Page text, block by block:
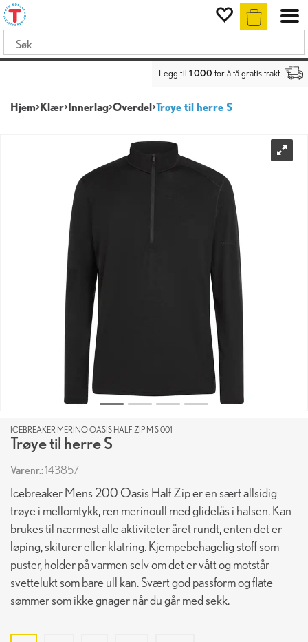
Legg til 1 000 for å få gratis frakt
Hjem>Klær>Innerlag>Overdel>Trøye til herre S
ICEBREAKER MERINO OASIS HALF ZIP M S 001
Trøye til herre S
Varenr.:143857
Icebreaker Mens 200 Oasis Half Zip er en sært allsidig
trøye i mellomtykk, ren merinoull med glidelås i halsen. Kan
brukes til nærmest alle aktiviteter året rundt, enten det er
løping, skiturer eller klatring. Kjempebehagelig stoff som
puster, holder på varmen selv om det er vått og motstår
svettelukt som bare ull kan. Svært god passform og flate
sømmer som ikke gnager når du går med sekk.